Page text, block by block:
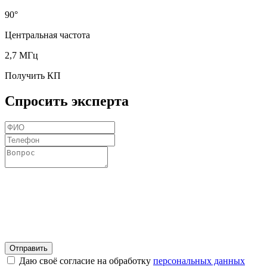
90°
Центральная частота
2,7 МГц
Получить КП
Спросить эксперта
Отправить
Даю своё согласие на обработку персональных данных